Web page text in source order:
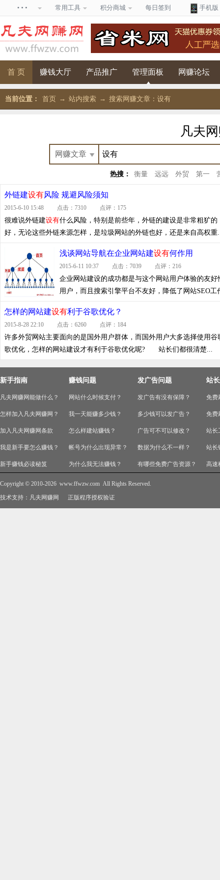
• • • 常用工具 积分商城 每日签到 手机版
首 页 赚钱大厅 产品推广 管理面板 网赚论坛
当前位置： 首页 → 站内搜索 → 搜索网赚文章：设有
凡夫
热搜： 衡量 远远 外贸 第一
外链建设有风险 规避风险须知
2015-6-10 15:48 点击：7310 点评：175
很难说外链建设有什么风险，特别是前些年，外链的建设是非常粗犷
好，无论这些外链来源怎样，是垃圾网站的外链也好，还是来自高权重
浅谈网站导航在企业网站建设有何作用
2015-6-11 10:37 点击：7039 点评：216
企业网站建设的成功都是与这个网站用户体验的友
用户，而且搜索引擎平台不友好，降低了网站
怎样的网站建设有利于谷歌优化？
2015-8-28 22:10 点击：6260 点评：184
许多外贸网站主要面向的是国外用户群体，而国外用户大多选择使用
歌优化，怎样的网站建设才有利于谷歌优化呢? 站长们都很清楚...
新手指南
凡夫网赚网能做什么？
怎样加入凡夫网赚网？
加入凡夫网赚网条款
我是新手要怎么赚钱？
新手赚钱必读秘笈
赚钱问题
网站什么时候支付？
我一天能赚多少钱？
怎么样建站赚钱？
帐号为什么出现异常？
为什么我无法赚钱？
发广告问题
发广告有没有保障？
多少钱可以发广告？
广告可不可以修改？
数据为什么不一样？
有哪些免费广告资源？
站
免费
免费
站长
站长
高速
Copyright © 2010-2026 www.ffwzw.com All Rights Reserved.
技术支持： 凡夫网赚网 正版程序授权验证